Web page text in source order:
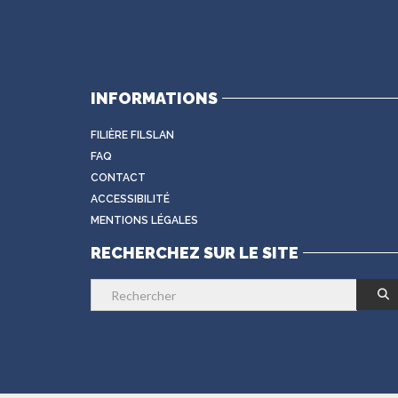
INFORMATIONS
FILIÈRE FILSLAN
FAQ
CONTACT
ACCESSIBILITÉ
MENTIONS LÉGALES
RECHERCHEZ SUR LE SITE